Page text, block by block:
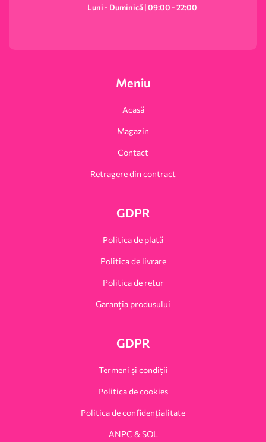
Luni - Duminică | 09:00 - 22:00
Meniu
Acasă
Magazin
Contact
Retragere din contract
GDPR
Politica de plată
Politica de livrare
Politica de retur
Garanția produsului
GDPR
Termeni și condiții
Politica de cookies
Politica de confidențialitate
ANPC & SOL